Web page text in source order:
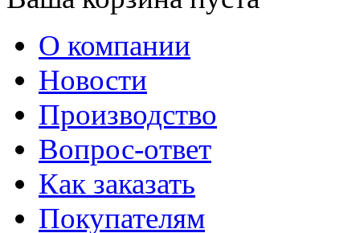
О компании
Новости
Производство
Вопрос-ответ
Как заказать
Покупателям